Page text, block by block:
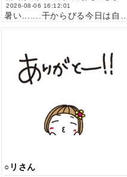
2026-08-06 16:12:01
○リさん